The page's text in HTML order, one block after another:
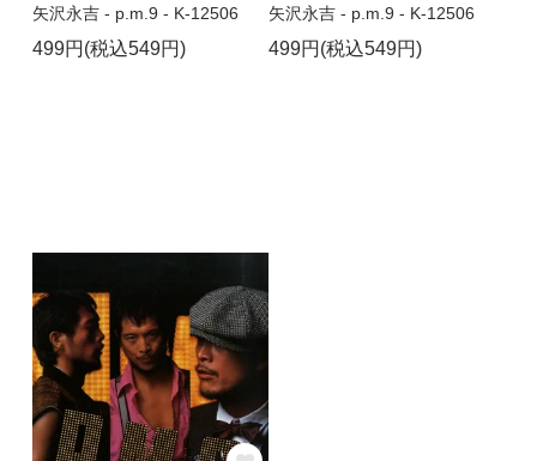
矢沢永吉 - p.m.9 - K-12506
499円(税込549円)
矢沢永吉 - p.m.9 - K-12506
499円(税込549円)